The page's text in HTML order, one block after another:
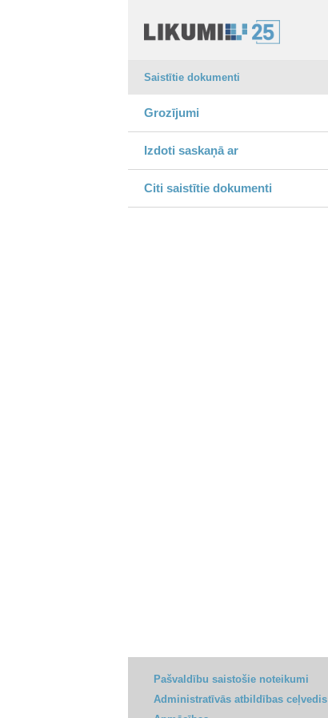
Saistītie dokumenti
Grozījumi
Izdoti saskaņā ar
Citi saistītie dokumenti
Pašvaldību saistošie noteikumi
Administratīvās atbildības ceļvedis